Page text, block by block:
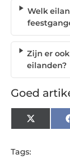
Welk
Zijn er
eilanden?
Goed
X
(Twitter)
Tags: